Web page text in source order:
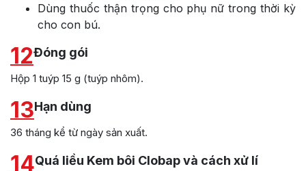
Dùng thuốc thận trọng cho phụ nữ trong thời kỳ
cho con bú.
12Đóng gói
Hộp 1 tuýp 15 g (tuýp nhôm).
13Hạn dùng
36 tháng kể từ ngày sản xuất.
14Quá liều Kem bôi Clobap và cách xử lí